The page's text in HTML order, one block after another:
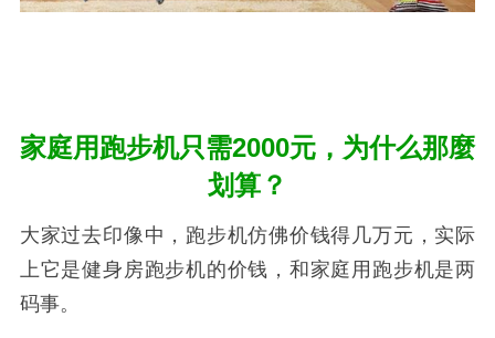
家庭用跑步机只需2000元，为什么那麼
划算？
大家过去印像中，跑步机仿佛价钱得几万元，实际
上它是健身房跑步机的价钱，和家庭用跑步机是两
码事。